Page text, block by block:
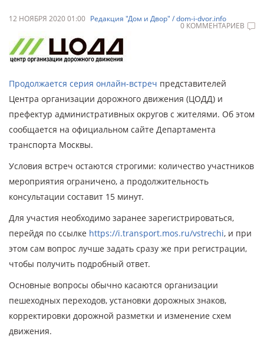
12 НОЯБРЯ 2020 01:00 Редакция "Дом и Двор" / dom-i-dvor.info
0 КОММЕНТАРИЕВ
Продолжается серия онлайн-встреч представителей
Центра организации дорожного движения (ЦОДД) и
префектур административных округов с жителями. Об этом
сообщается на официальном сайте Департамента
транспорта Москвы.
Условия встреч остаются строгими: количество участников
мероприятия ограничено, а продолжительность
консультации составит 15 минут.
Для участия необходимо заранее зарегистрироваться,
перейдя по ссылке https://i.transport.mos.ru/vstrechi, и при
этом сам вопрос лучше задать сразу же при регистрации,
чтобы получить подробный ответ.
Основные вопросы обычно касаются организации
пешеходных переходов, установки дорожных знаков,
корректировки дорожной разметки и изменение схем
движения.